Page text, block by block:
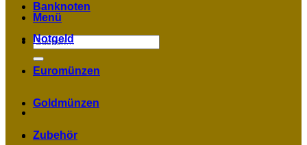
Menü
Suchen
nach:
Banknoten
Notgeld
Euromünzen
Goldmünzen
Zubehör